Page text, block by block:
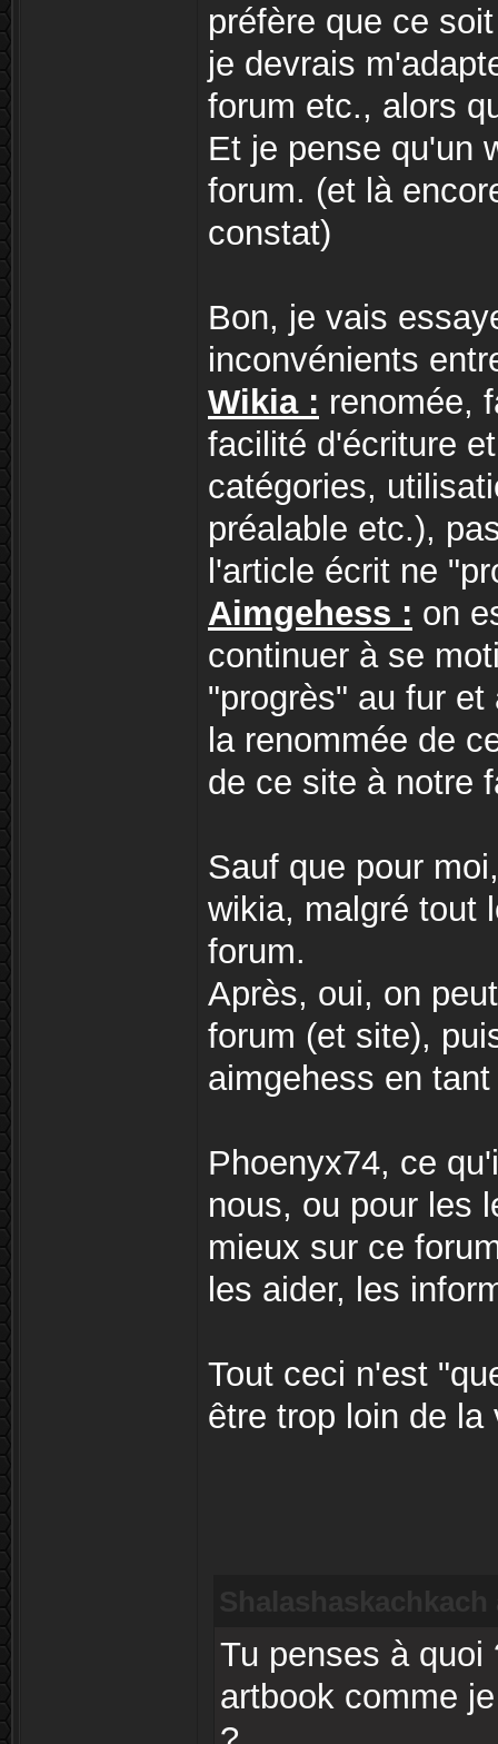
préfère que ce
je devrais
forum etc., alors
Et je pense qu'un
forum. (et là
constat)
Bon, je vais
inconvénients
Wikia : renomée,
facilité d'écriture
catégories,
préalable etc.),
l'article écrit ne
Aimgehess : on
continuer à se
"progrès" au fur
la renommée de
de ce site à notre
Sauf que pour
wikia, malgré tout
forum.
Après, oui, on
forum (et site),
aimgehess en
Phoenyx74, ce
nous, ou pour les
mieux sur ce
les aider, les
Tout ceci n'est
être trop loin de la
Tu penses à quoi
artbook comme